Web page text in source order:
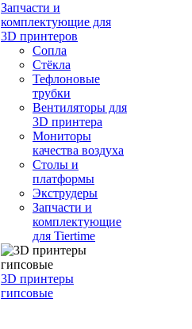
Запчасти и
комплектующие для
3D принтеров
Сопла
Cтёкла
Тефлоновые
трубки
Вентиляторы для
3D принтера
Мониторы
качества воздуха
Столы и
платформы
Экструдеры
Запчасти и
комплектующие
для Tiertime
3D принтеры
гипсовые